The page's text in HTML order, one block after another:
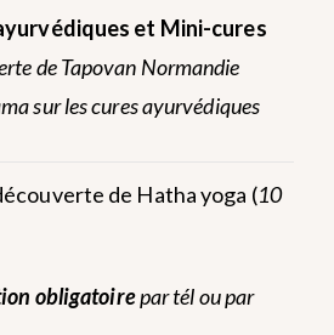
et Mini-cures
de Tapovan Normandie
sur les cures ayurvédiques
de Hatha yoga (10
obligatoirepar tél ou par